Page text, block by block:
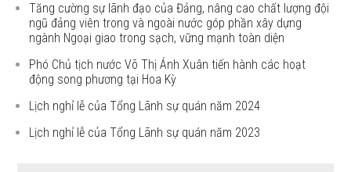
Tăng cường sự lãnh đạo của Đảng, nâng cao chất lượng đội
ngũ đảng viên trong và ngoài nước góp phần xây dựng
ngành Ngoại giao trong sạch, vững mạnh toàn diện
Phó Chủ tịch nước Võ Thị Ánh Xuân tiến hành các hoạt
động song phương tại Hoa Kỳ
Lịch nghỉ lễ của Tổng Lãnh sự quán năm 2024
Lịch nghỉ lễ của Tổng Lãnh sự quán năm 2023